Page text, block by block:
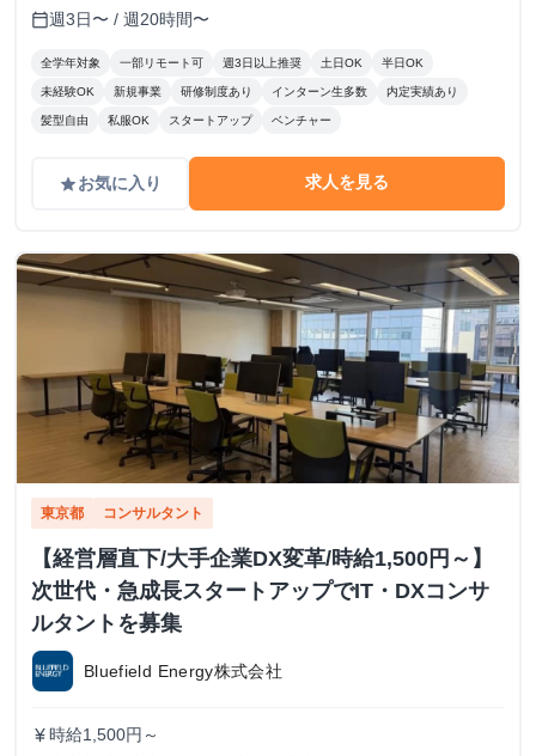
calendar_today週3日〜 / 週20時間〜
全学年対象 一部リモート可 週3日以上推奨 土日OK 半日OK
未経験OK 新規事業 研修制度あり インターン生多数 内定実績あり
髪型自由 私服OK スタートアップ ベンチャー
gradeお気に入り 求人を見る
東京都 コンサルタント
【経営層直下/大手企業DX変革/時給1,500円～】
次世代・急成長スタートアップでIT・DXコンサ
ルタントを募集
Bluefield Energy株式会社
currency_yen 時給1,500円～